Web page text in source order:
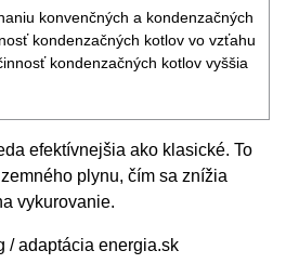
konvenčných a kondenzačných
kondenzačných kotlov vo vzťahu
kondenzačných kotlov vyššia
efektívnejšia ako klasické. To
plynu, čím sa znížia
vykurovanie.
/ adaptácia energia.sk